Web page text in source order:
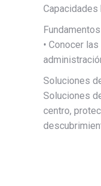
• Conocer
Soluciones
Soluciones
centro,